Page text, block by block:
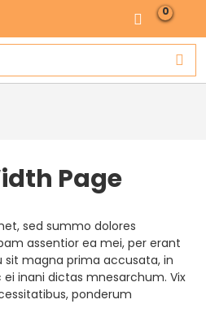
0
Page
sed summo dolores
assentior ea mei, per erant
sit magna prima accusata, in
inani dictas mnesarchum. Vix
ponderum